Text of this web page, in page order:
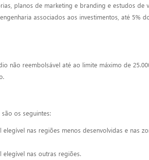
planos de marketing e branding e estudos de
associados aos investimentos, até 5%
não reembolsável até ao limite máximo de
os seguintes:
nas regiões menos desenvolvidas e nas
nas outras regiões.